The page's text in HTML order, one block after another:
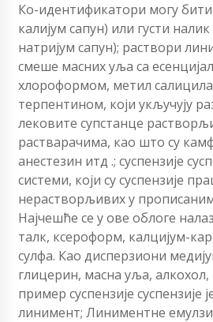
Ко-идентификатори могу
калијум сапун) или густи
натријум сапун); раствори
смеше масних уља са
хлороформом, метил
терпентином, који укључују
лековите супстанце
растварачима, као што су
анестезин итд .; суспензије
системи, који су суспензије
нерастворљивих у
Најчешће се у ове облоге
талк, ксероформ, калцијум-
сулфа. Као дисперзиони
глицерин, масна уља,
пример суспензије суспензије
линимент; Линиментне